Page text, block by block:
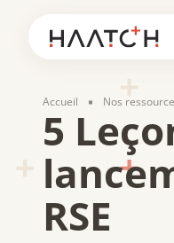
Accueil Nos
5
RSE